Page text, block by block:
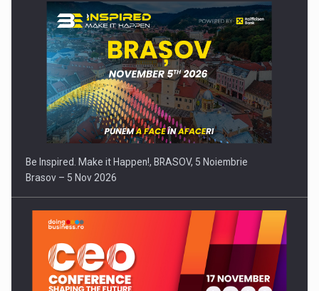
Be Inspired. Make it Happen!, BRASOV, 5 Noiembrie
Brasov – 5 Nov 2026